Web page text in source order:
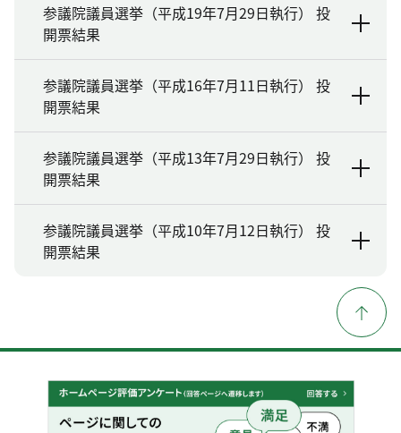
参議院議員選挙（平成19年7月29日執行） 投
開票結果
参議院議員選挙（平成16年7月11日執行） 投
開票結果
参議院議員選挙（平成13年7月29日執行） 投
開票結果
参議院議員選挙（平成10年7月12日執行） 投
開票結果